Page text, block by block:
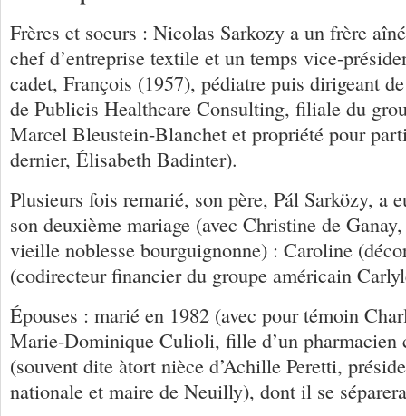
Frères et soeurs : Nicolas Sarkozy a un frère
chef d’entreprise textile et un temps vice-
cadet, François (1957), pédiatre puis dirigeant
de Publicis Healthcare Consulting, filiale du
Marcel Bleustein-Blanchet et propriété pour
dernier, Élisabeth Badinter).
Plusieurs fois remarié, son père, Pál Sarközy, a
son deuxième mariage (avec Christine de
vieille noblesse bourguignonne) : Caroline
(codirecteur financier du groupe américain
Épouses : marié en 1982 (avec pour témoin
Marie-Dominique Culioli, fille d’un pharmacien
(souvent dite àtort nièce d’Achille Peretti,
nationale et maire de Neuilly), dont il se